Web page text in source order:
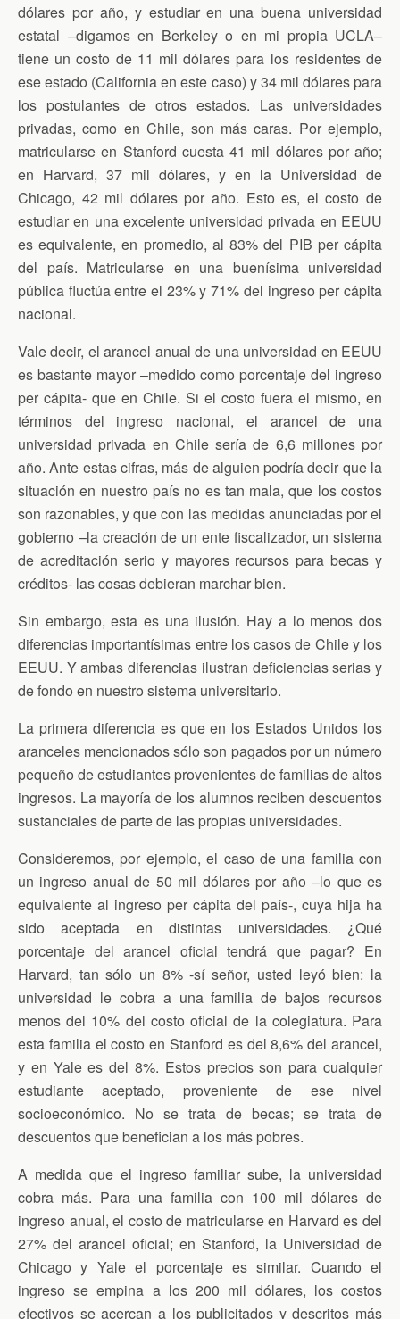
dólares por año, y estudiar en una buena universidad
estatal –digamos en Berkeley o en mi propia UCLA–
tiene un costo de 11 mil dólares para los residentes de
ese estado (California en este caso) y 34 mil dólares para
los postulantes de otros estados. Las universidades
privadas, como en Chile, son más caras. Por ejemplo,
matricularse en Stanford cuesta 41 mil dólares por año;
en Harvard, 37 mil dólares, y en la Universidad de
Chicago, 42 mil dólares por año. Esto es, el costo de
estudiar en una excelente universidad privada en EEUU
es equivalente, en promedio, al 83% del PIB per cápita
del país. Matricularse en una buenísima universidad
pública fluctúa entre el 23% y 71% del ingreso per cápita
nacional.
Vale decir, el arancel anual de una universidad en EEUU
es bastante mayor –medido como porcentaje del ingreso
per cápita- que en Chile. Si el costo fuera el mismo, en
términos del ingreso nacional, el arancel de una
universidad privada en Chile sería de 6,6 millones por
año. Ante estas cifras, más de alguien podría decir que la
situación en nuestro país no es tan mala, que los costos
son razonables, y que con las medidas anunciadas por el
gobierno –la creación de un ente fiscalizador, un sistema
de acreditación serio y mayores recursos para becas y
créditos- las cosas debieran marchar bien.
Sin embargo, esta es una ilusión. Hay a lo menos dos
diferencias importantísimas entre los casos de Chile y los
EEUU. Y ambas diferencias ilustran deficiencias serias y
de fondo en nuestro sistema universitario.
La primera diferencia es que en los Estados Unidos los
aranceles mencionados sólo son pagados por un número
pequeño de estudiantes provenientes de familias de altos
ingresos. La mayoría de los alumnos reciben descuentos
sustanciales de parte de las propias universidades.
Consideremos, por ejemplo, el caso de una familia con
un ingreso anual de 50 mil dólares por año –lo que es
equivalente al ingreso per cápita del país-, cuya hija ha
sido aceptada en distintas universidades. ¿Qué
porcentaje del arancel oficial tendrá que pagar? En
Harvard, tan sólo un 8% -sí señor, usted leyó bien: la
universidad le cobra a una familia de bajos recursos
menos del 10% del costo oficial de la colegiatura. Para
esta familia el costo en Stanford es del 8,6% del arancel,
y en Yale es del 8%. Estos precios son para cualquier
estudiante aceptado, proveniente de ese nivel
socioeconómico. No se trata de becas; se trata de
descuentos que benefician a los más pobres.
A medida que el ingreso familiar sube, la universidad
cobra más. Para una familia con 100 mil dólares de
ingreso anual, el costo de matricularse en Harvard es del
27% del arancel oficial; en Stanford, la Universidad de
Chicago y Yale el porcentaje es similar. Cuando el
ingreso se empina a los 200 mil dólares, los costos
efectivos se acercan a los publicitados y descritos más